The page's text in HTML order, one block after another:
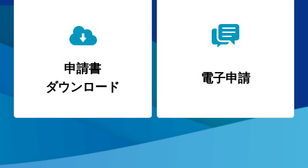
申請書
ダウンロード
電子申請